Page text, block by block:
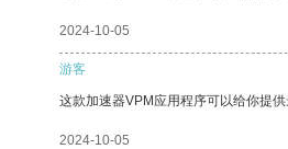
2024-10-05
游客
这款加速器VPM应用程序可以给你提
2024-10-05